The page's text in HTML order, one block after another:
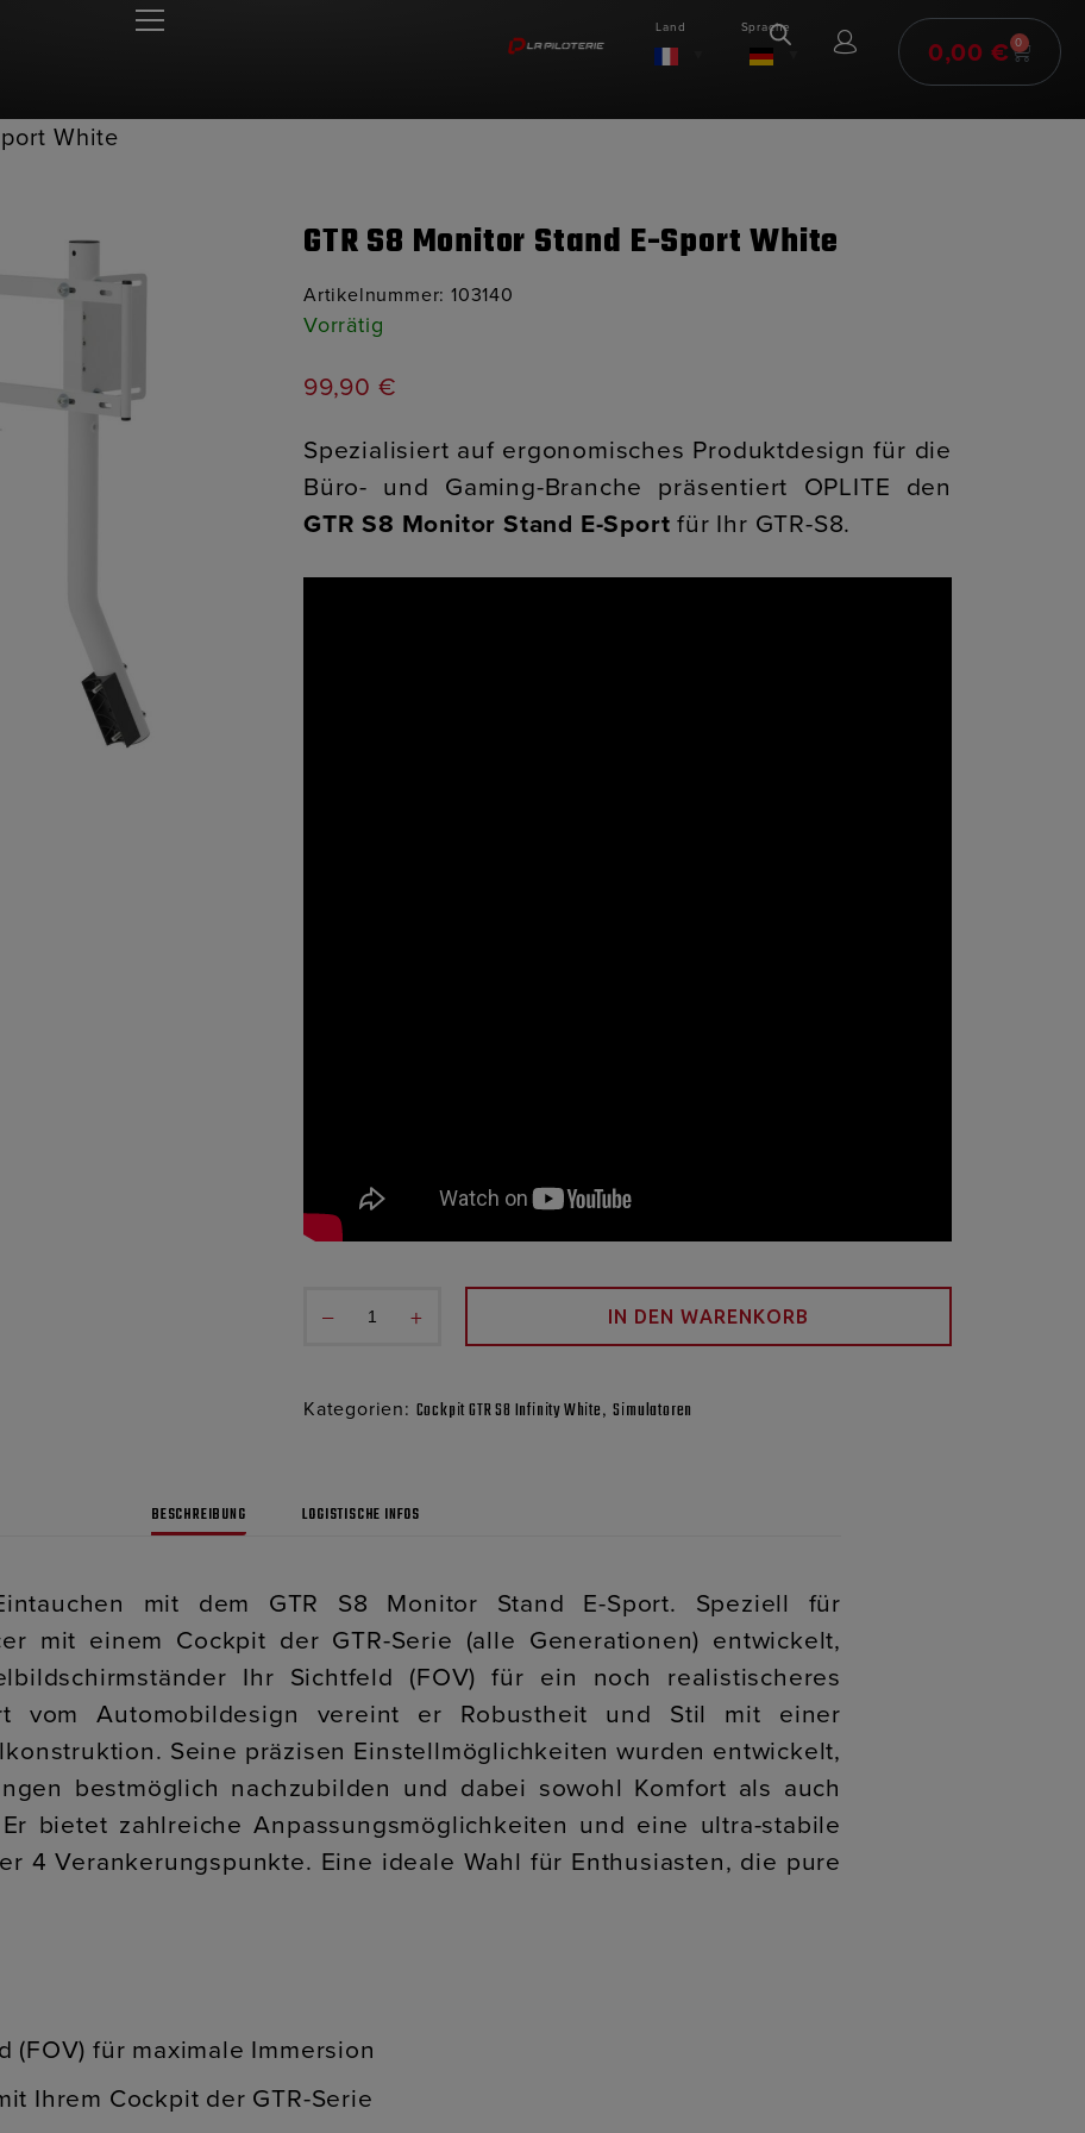
Land Sprache
0,00 € 0
White
GTR S8 Monitor Stand E-Sport White
Artikelnummer: 103140
Vorrätig
99,90 €
Spezialisiert auf ergonomisches Produktdesign für die
Büro- und Gaming-Branche präsentiert OPLITE den
GTR S8 Monitor Stand E-Sport für Ihr GTR-S8.
− + IN DEN WARENKORB
Kategorien: Cockpit GTR S8 Infinity White,Simulatoren
BESCHREIBUNG LOGISTISCHE INFOS
mit dem GTR S8 Monitor Stand E-Sport. Speziell für
mit einem Cockpit der GTR-Serie (alle Generationen) entwickelt,
Ihr Sichtfeld (FOV) für ein noch realistischeres
vom Automobildesign vereint er Robustheit und Stil mit einer
Seine präzisen Einstellmöglichkeiten wurden entwickelt,
bestmöglich nachzubilden und dabei sowohl Komfort als auch
bietet zahlreiche Anpassungsmöglichkeiten und eine ultra-stabile
4 Verankerungspunkte. Eine ideale Wahl für Enthusiasten, die pure
(FOV) für maximale Immersion
Ihrem Cockpit der GTR-Serie